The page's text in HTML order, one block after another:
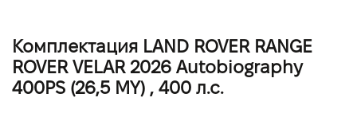
Комплектация LAND ROVER RANGE
ROVER VELAR 2026 Autobiography
400PS (26,5 MY) , 400 л.с.